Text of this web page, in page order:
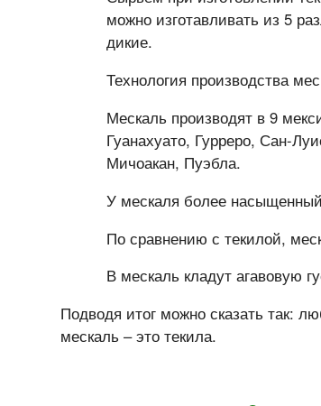
можно изготавливать из 5
дикие.
Технология производства
Мескаль производят в 9
Гуанахуато, Гурреро, Сан-
Мичоакан, Пуэбла.
У мескаля более
По сравнению с текилой,
В мескаль кладут агавовую
Подводя итог можно сказать так:
мескаль – это текила.